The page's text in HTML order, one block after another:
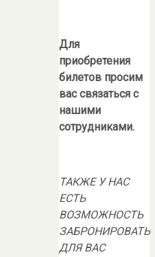
Для
приобретения
билетов просим
вас связаться с
нашими
сотрудниками.
ТАКЖЕ У НАС
ЕСТЬ
ВОЗМОЖНОСТЬ
ЗАБРОНИРОВАТЬ
ДЛЯ ВАС